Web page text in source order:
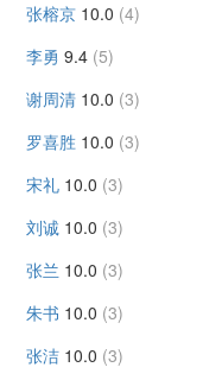
张榕京 10.0 (4)
李勇 9.4 (5)
谢周清 10.0 (3)
罗喜胜 10.0 (3)
宋礼 10.0 (3)
刘诚 10.0 (3)
张兰 10.0 (3)
朱书 10.0 (3)
张洁 10.0 (3)